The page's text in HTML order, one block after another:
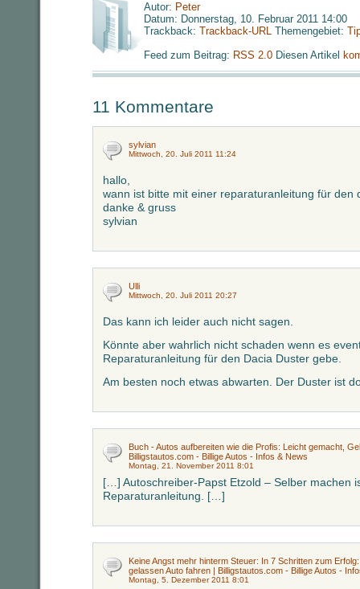
Autor: Peter
Datum: Donnerstag, 10. Februar 2011 14:00
Trackback: Trackback-URL Themengebiet:
Feed zum Beitrag: RSS 2.0 Diesen Artikel
11 Kommentare
sylvian
Mittwoch, 20. Juli 2011 11:24
hallo,
wann ist bitte mit einer reparaturanleitung für den
danke & gruss
sylvian
Ulli
Mittwoch, 20. Juli 2011 20:27
Das kann ich leider auch nicht sagen.
Könnte aber wahrlich nicht schaden wenn es
Reparaturanleitung für den Dacia Duster gebe.
Am besten noch etwas abwarten. Der Duster ist
Buch - Autos aufbereiten wie die Profis: Leicht gemacht,
Billigstautos.com - Billige Autos - Infos & News
Montag, 21. November 2011 8:01
[…] Autoschreiber-Papst Etzold – Selber machen
Reparaturanleitung. […]
Keine Angst mehr hinterm Steuer: In 7 Schritten zum
gelassen Auto fahren | Billigstautos.com - Billige Autos -
Montag, 5. Dezember 2011 8:01